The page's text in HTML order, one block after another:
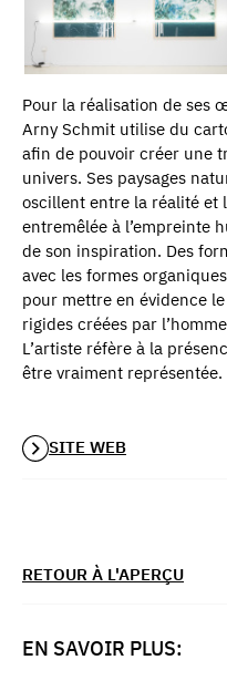
Pour la réalisation de ses
Arny Schmit utilise du
afin de pouvoir créer une
univers. Ses paysages
oscillent entre la réalité et
entremêlée à l’empreinte
de son inspiration. Des
avec les formes
pour mettre en évidence
rigides créées par
L’artiste réfère à la
être vraiment représentée.
SITE WEB
RETOUR À L'APERÇU
EN SAVOIR PLUS: